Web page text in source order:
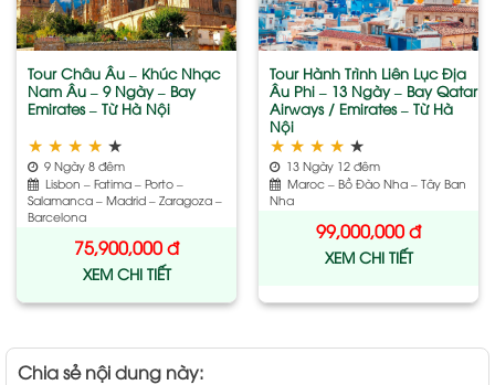
Tour Châu Âu – Khúc Nhạc
Nam Âu – 9 Ngày – Bay
Emirates – Từ Hà Nội
★ ★ ★ ★ ★
9 Ngày 8 đêm
Lisbon – Fatima – Porto –
Salamanca – Madrid – Zaragoza –
Barcelona
75,900,000đ
XEM CHI TIẾT
Tour Hành Trình Liên Lục Địa
Âu Phi – 13 Ngày – Bay Qatar
Airways / Emirates – Từ Hà
Nội
★ ★ ★ ★ ★
13 Ngày 12 đêm
Maroc – Bồ Đào Nha – Tây Ban
Nha
99,000,000đ
XEM CHI TIẾT
Chia sẻ nội dung này: